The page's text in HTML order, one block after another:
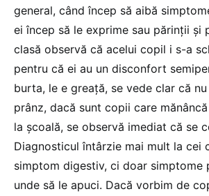
general, când încep să aibă
ei încep să le exprime sau părinții și
clasă observă că acelui copil i s-a
pentru că ei au un disconfort
burta, le e greață, se vede clar că
prânz, dacă sunt copii care
la școală, se observă imediat că se
Diagnosticul întârzie mai mult la cei
simptom digestiv, ci doar simptome
unde să le apuci. Dacă vorbim de